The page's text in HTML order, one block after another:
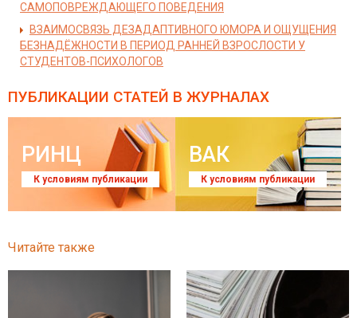
САМОПОВРЕЖДАЮЩЕГО ПОВЕДЕНИЯ
ВЗАИМОСВЯЗЬ ДЕЗАДАПТИВНОГО ЮМОРА И ОЩУЩЕНИЯ
БЕЗНАДЁЖНОСТИ В ПЕРИОД РАННЕЙ ВЗРОСЛОСТИ У
СТУДЕНТОВ-ПСИХОЛОГОВ
ПУБЛИКАЦИИ СТАТЕЙ В ЖУРНАЛАХ
РИНЦ
К условиям публикации
ВАК
К условиям публикации
Читайте также